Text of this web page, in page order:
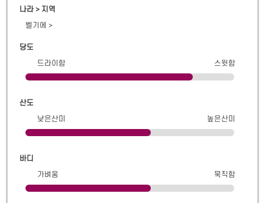
나라 > 지역
벨기에 >
당도
드라이함
스윗함
산도
낮은산미
높은산미
바디
가벼움
묵직함